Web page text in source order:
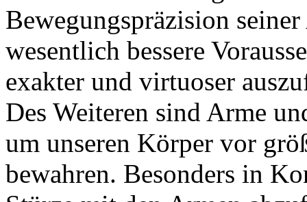
Bewegungspräzision
wesentlich bessere
exakter und virtuoser
Des Weiteren sind Arme
um unseren Körper vor
bewahren. Besonders in